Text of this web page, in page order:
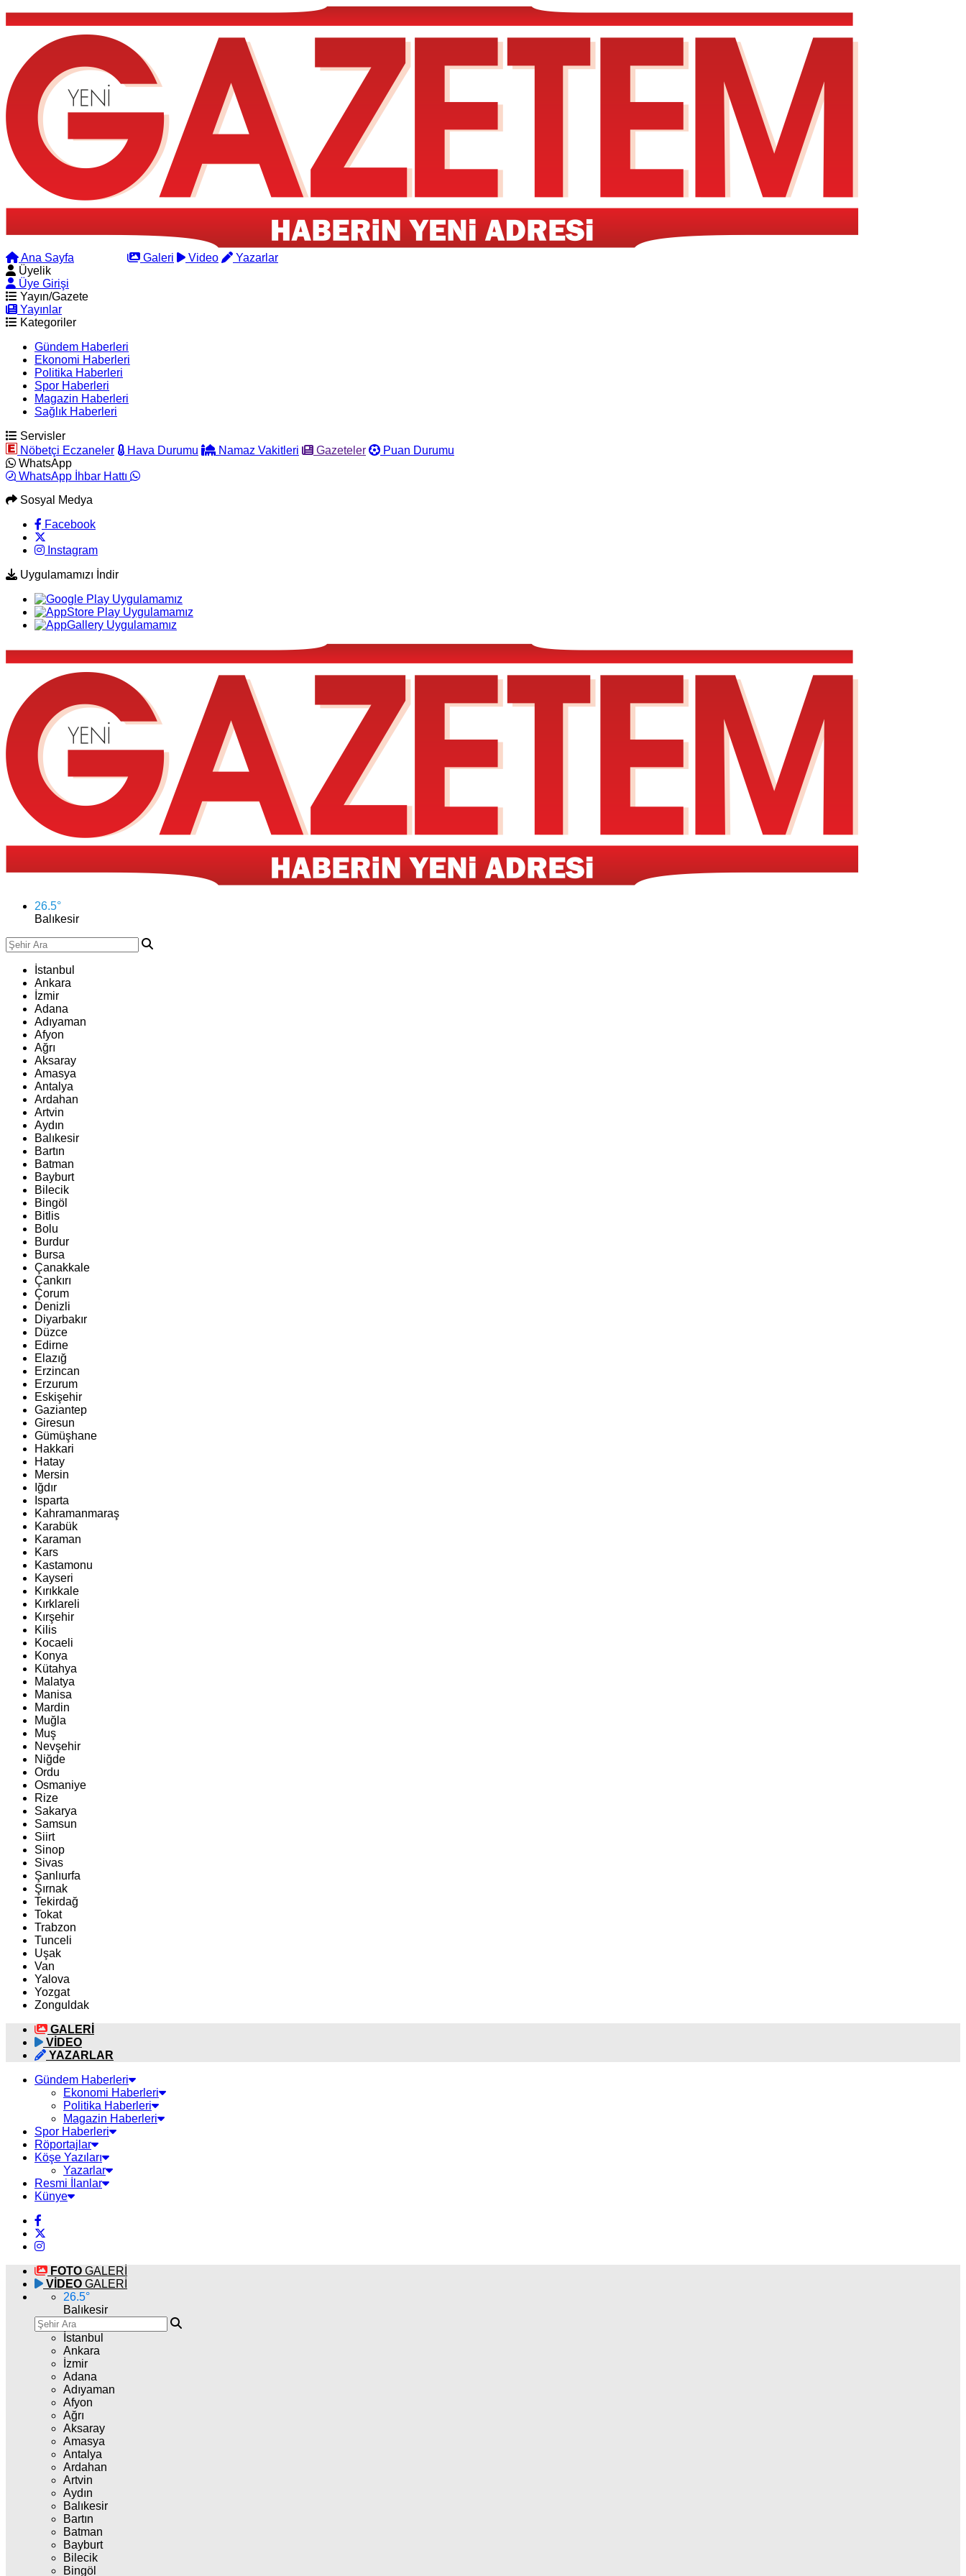
Ana Sayfa Galeri Video
Yazarlar
Üyelik
Üye Girişi
Yayın/Gazete
Yayınlar
Kategoriler
Gündem Haberleri
Ekonomi Haberleri
Politika Haberleri
Spor Haberleri
Magazin Haberleri
Sağlık Haberleri
Servisler
Nöbetçi Eczaneler
Hava Durumu Namaz Vakitleri Gazeteler
Puan Durumu
WhatsApp
WhatsApp İhbar Hattı
Sosyal Medya
Facebook
Instagram
Uygulamamızı İndir
26.5°
Balıkesir
İstanbul
Ankara
İzmir
Adana
Adıyaman
Afyon
Ağrı
Aksaray
Amasya
Antalya
Ardahan
Artvin
Aydın
Balıkesir
Bartın
Batman
Bayburt
Bilecik
Bingöl
Bitlis
Bolu
Burdur
Bursa
Çanakkale
Çankırı
Çorum
Denizli
Diyarbakır
Düzce
Edirne
Elazığ
Erzincan
Erzurum
Eskişehir
Gaziantep
Giresun
Gümüşhane
Hakkari
Hatay
Mersin
Iğdır
Isparta
Kahramanmaraş
Karabük
Karaman
Kars
Kastamonu
Kayseri
Kırıkkale
Kırklareli
Kırşehir
Kilis
Kocaeli
Konya
Kütahya
Malatya
Manisa
Mardin
Muğla
Muş
Nevşehir
Niğde
Ordu
Osmaniye
Rize
Sakarya
Samsun
Siirt
Sinop
Sivas
Şanlıurfa
Şırnak
Tekirdağ
Tokat
Trabzon
Tunceli
Uşak
Van
Yalova
Yozgat
Zonguldak
GALERİ
VİDEO
YAZARLAR
Gündem Haberleri
Ekonomi Haberleri
Politika Haberleri
Magazin Haberleri
Spor Haberleri
Röportajlar
Köşe Yazıları
Yazarlar
Resmi İlanlar
Künye
FOTO GALERİ
VİDEO GALERİ
26.5°
Balıkesir
İstanbul
Ankara
İzmir
Adana
Adıyaman
Afyon
Ağrı
Aksaray
Amasya
Antalya
Ardahan
Artvin
Aydın
Balıkesir
Bartın
Batman
Bayburt
Bilecik
Bingöl